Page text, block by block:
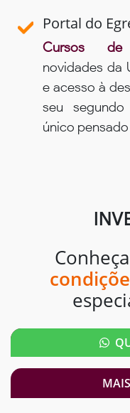
Portal do
Cursos de
novidades da
e acesso à
seu
único